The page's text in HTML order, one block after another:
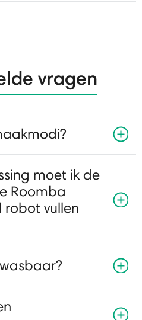
vragen
moet ik de
Roomba
robot vullen